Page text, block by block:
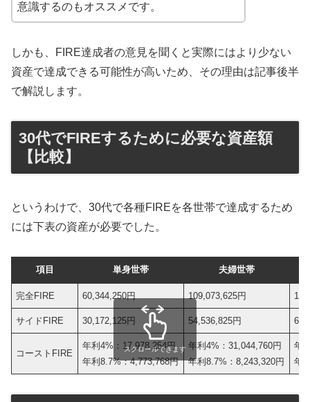
意識するのもオススメです。
しかも、FIRE達成者の意見を聞くと実際にはより少ない
資産で達成できる可能性が高いため、その理由は記事後半
で解説します。
30代でFIREするために必要な資産額
【比較】
というわけで、30代で各種FIREを各世帯で達成するため
には下表の資産が必要でした。
項目 単身世帯 夫婦世帯
完全FIRE 60,344,250円 109,073,625円
サイドFIRE 30,172,125円 54,536,825円
コーストFIRE
年利4%：17,978,254円
年利8.7%：4,773,768円
年利4%：31,044,760円
年利8.7%：8,243,320円
年
年
スクロールできます